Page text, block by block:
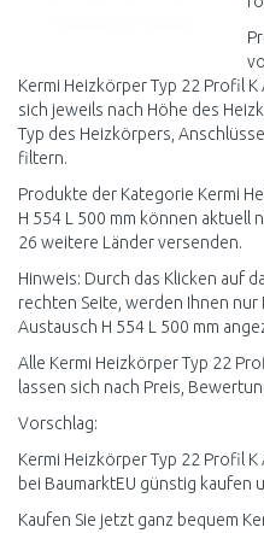
Kermi Heizkörper Typ 22 Profil
sich jeweils nach Höhe des
Typ des Heizkörpers,
filtern.
Produkte der Kategorie Kermi
H 554 L 500 mm können aktuell
26 weitere Länder versenden.
Hinweis: Durch das Klicken auf
rechten Seite, werden Ihnen nur
Austausch H 554 L 500 mm
Alle Kermi Heizkörper Typ 22
lassen sich nach Preis,
Vorschlag:
Kermi Heizkörper Typ 22 Profil
bei BaumarktEU günstig kaufen
Kaufen Sie jetzt ganz bequem